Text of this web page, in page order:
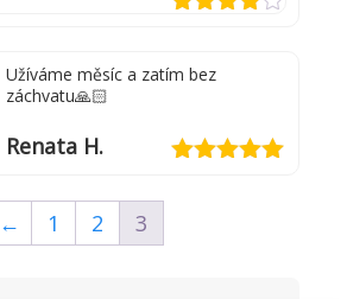
Užíváme měsíc a zatím bez
záchvatu🙏🏻
Renata H.
← 1 2 3